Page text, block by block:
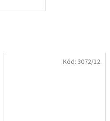
Kód: 3072/12